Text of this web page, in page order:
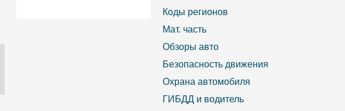
Коды регионов
Мат. часть
Обзоры авто
Безопасность движения
Охрана автомобиля
ГИБДД и водитель